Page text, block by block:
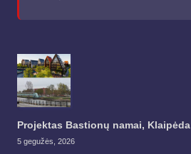
Projektas Bastionų namai, Klaipėda
5 gegužės, 2026